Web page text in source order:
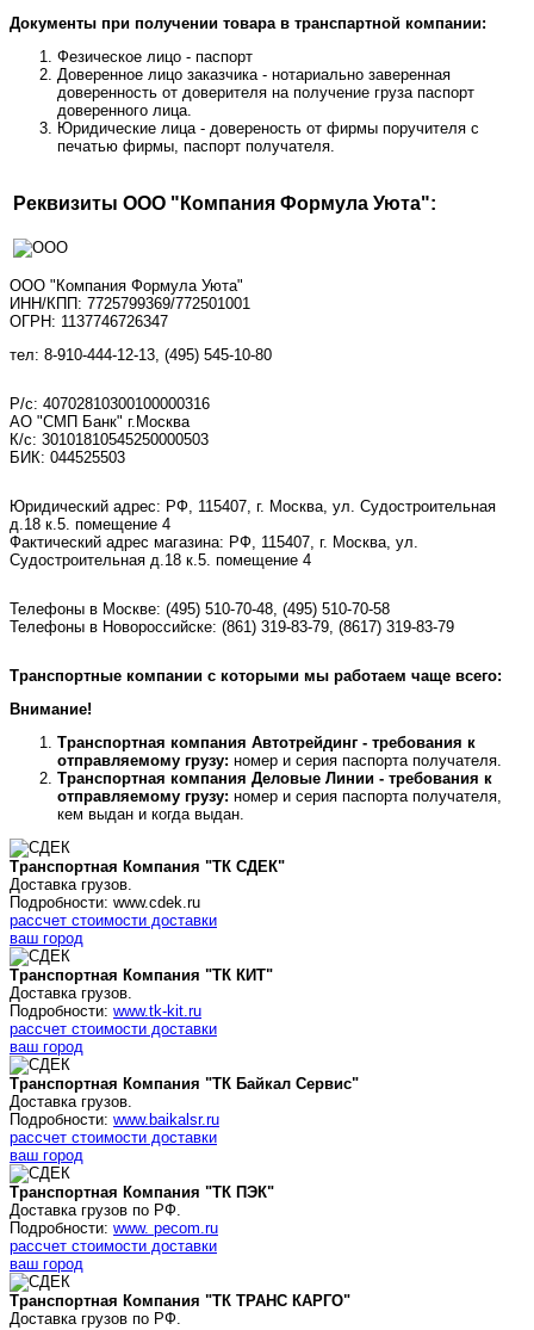
Документы при получении товара в транспартной компании:
Фезическое лицо - паспорт
Доверенное лицо заказчика - нотариально заверенная
доверенность от доверителя на получение груза паспорт
доверенного лица.
Юридические лица - довереность от фирмы поручителя с
печатью фирмы, паспорт получателя.
Реквизиты ООО "Компания Формула Уюта":
ООО "Компания Формула Уюта"
ИНН/КПП: 7725799369/772501001
ОГРН: 1137746726347
тел: 8-910-444-12-13, (495) 545-10-80
Р/с: 40702810300100000316
АО "СМП Банк" г.Москва
К/с: 30101810545250000503
БИК: 044525503
Юридический адрес: РФ, 115407, г. Москва, ул. Судостроительная
д.18 к.5. помещение 4
Фактический адрес магазина: РФ, 115407, г. Москва, ул.
Судостроительная д.18 к.5. помещение 4
Телефоны в Москве: (495) 510-70-48 (495) 510-70-58
Телефоны в Новороссийске: (861) 319-83-79, (8617) 319-83-79
Транспортные компании с которыми мы работаем чаще всего:
Внимание!
Транспортная компания Автотрейдинг - требования к
отправляемому грузу: номер и серия паспорта получателя.
Транспортная компания Деловые Линии - требования к
отправляемому грузу: номер и серия паспорта получателя,
кем выдан и когда выдан.
Транспортная Компания "ТК СДЕК"
Доставка грузов.
Подробности: www.cdek.ru
рассчет стоимости доставки
ваш город
Транспортная Компания "ТК КИТ"
Доставка грузов.
Подробности: www.tk-kit.ru
рассчет стоимости доставки
ваш город
Транспортная Компания "ТК Байкал Сервис"
Доставка грузов.
Подробности: www.baikalsr.ru
рассчет стоимости доставки
ваш город
Транспортная Компания "ТК ПЭК"
Доставка грузов по РФ.
Подробности: www. pecom.ru
рассчет стоимости доставки
ваш город
Транспортная Компания "ТК ТРАНС КАРГО"
Доставка грузов по РФ.